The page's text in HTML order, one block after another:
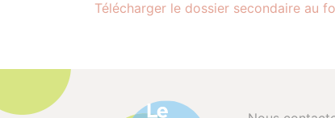
Télécharger le dossier secondaire au